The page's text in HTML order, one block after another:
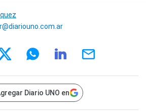
Diario UNO en